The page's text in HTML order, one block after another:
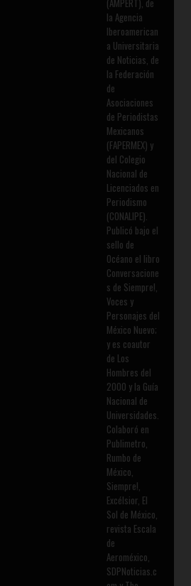
(AMPERT), de
la Agencia
Iberoamerican
a Universitaria
de Noticias, de
la Federación
de
Asociaciones
de Periodistas
Mexicanos
(FAPERMEX) y
del Colegio
Nacional de
Licenciados en
Periodismo
(CONALIPE).
Publicó bajo el
sello de
Océano el libro
Conversacione
s de Siempre!,
Voces y
Personajes del
México Nuevo;
y es coautor
de Los
Hombres del
2000 y la Guía
Nacional de
Universidades.
Colaboró en
Publimetro,
Rumbo de
México,
Siempre!,
Excélsior, El
Sol de México,
revista Escala
de
Aeroméxico,
SDPNoticias.c